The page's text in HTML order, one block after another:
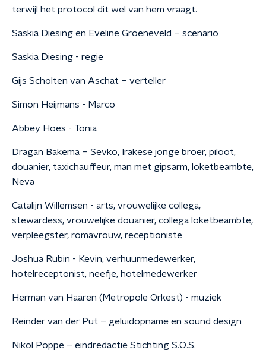
terwijl het protocol dit wel van hem vraagt.
Saskia Diesing en Eveline Groeneveld – scenario
Saskia Diesing - regie
Gijs Scholten van Aschat – verteller
Simon Heijmans - Marco
Abbey Hoes - Tonia
Dragan Bakema – Sevko, Irakese jonge broer, piloot,
douanier, taxichauffeur, man met gipsarm, loketbeambte,
Neva
Catalijn Willemsen - arts, vrouwelijke collega,
stewardess, vrouwelijke douanier, collega loketbeambte,
verpleegster, romavrouw, receptioniste
Joshua Rubin - Kevin, verhuurmedewerker,
hotelreceptonist, neefje, hotelmedewerker
Herman van Haaren (Metropole Orkest) - muziek
Reinder van der Put – geluidopname en sound design
Nikol Poppe – eindredactie Stichting S.O.S.